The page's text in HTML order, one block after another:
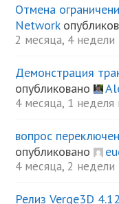
Отмена
Network
2 месяца, 4 недели
Демонстрация
опубликовано
4 месяца, 1 неделя
вопрос
опубликовано
4 месяца, 2 недели
Релиз Verge3D